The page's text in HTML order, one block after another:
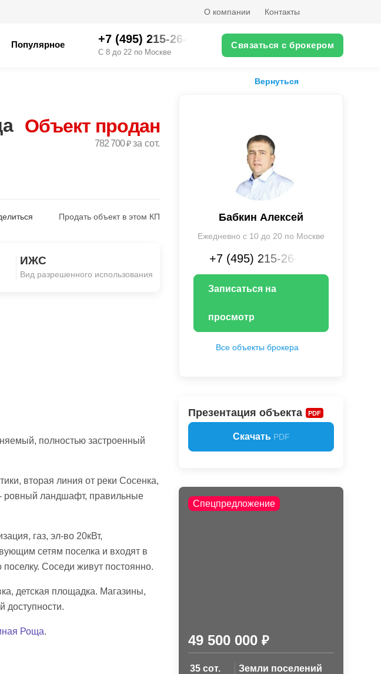
О компании Контакты
Популярное +7 (495) 215-26-XX
С 8 до 22 по Москве
Связаться с брокером
Вернуться
Объект продан
782 700₽ за сот.
Скопировать ссылку
Продать объект в этом КП
ИЖС
Вид разрешенного использования
полностью застроенный
вторая линия от реки Сосенка,
ровный ландшафт, правильные
газ, эл-во 20кВт,
сетям поселка и входят в
Соседи живут постоянно.
детская площадка. Магазины,
доступности.
Роща.
Бабкин Алексей
Ежедневно с 10 до 20 по Москве
+7 (495) 215-26-XX
Записаться на
просмотр
Все объекты брокера
Презентация объекта PDF
Скачать PDF
Спецпредложение
49 500 000 ₽
35 сот. Земли поселений